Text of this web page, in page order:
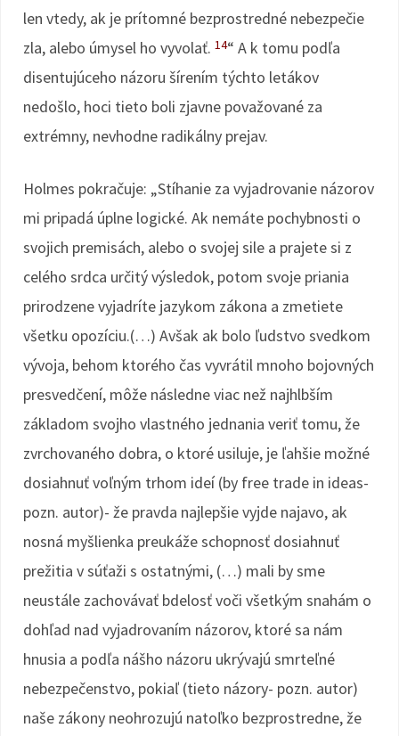
len vtedy, ak je prítomné bezprostredné nebezpečie
zla, alebo úmysel ho vyvolať. 14“ A k tomu podľa
disentujúceho názoru šírením týchto letákov
nedošlo, hoci tieto boli zjavne považované za
extrémny, nevhodne radikálny prejav.
Holmes pokračuje: „Stíhanie za vyjadrovanie názorov
mi pripadá úplne logické. Ak nemáte pochybnosti o
svojich premisách, alebo o svojej sile a prajete si z
celého srdca určitý výsledok, potom svoje priania
prirodzene vyjadríte jazykom zákona a zmetiete
všetku opozíciu.(…) Avšak ak bolo ľudstvo svedkom
vývoja, behom ktorého čas vyvrátil mnoho bojovných
presvedčení, môže následne viac než najhlbším
základom svojho vlastného jednania veriť tomu, že
zvrchovaného dobra, o ktoré usiluje, je ľahšie možné
dosiahnuť voľným trhom ideí (by free trade in ideas-
pozn. autor)- že pravda najlepšie vyjde najavo, ak
nosná myšlienka preukáže schopnosť dosiahnuť
prežitia v súťaži s ostatnými, (…) mali by sme
neustále zachovávať bdelosť voči všetkým snahám o
dohľad nad vyjadrovaním názorov, ktoré sa nám
hnusia a podľa nášho názoru ukrývajú smrteľné
nebezpečenstvo, pokiaľ (tieto názory- pozn. autor)
naše zákony neohrozujú natoľko bezprostredne, že